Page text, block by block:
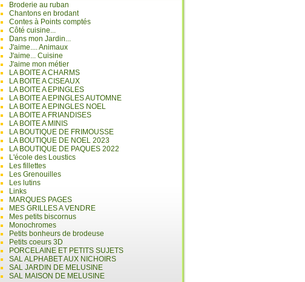
Broderie au ruban
Chantons en brodant
Contes à Points comptés
Côté cuisine...
Dans mon Jardin...
J'aime.... Animaux
J'aime... Cuisine
J'aime mon métier
LA BOITE A CHARMS
LA BOITE A CISEAUX
LA BOITE A EPINGLES
LA BOITE A EPINGLES AUTOMNE
LA BOITE A EPINGLES NOEL
LA BOITE A FRIANDISES
LA BOITE A MINIS
LA BOUTIQUE DE FRIMOUSSE
LA BOUTIQUE DE NOEL 2023
LA BOUTIQUE DE PAQUES 2022
L'école des Loustics
Les fillettes
Les Grenouilles
Les lutins
Links
MARQUES PAGES
MES GRILLES A VENDRE
Mes petits biscornus
Monochromes
Petits bonheurs de brodeuse
Petits coeurs 3D
PORCELAINE ET PETITS SUJETS
SAL ALPHABET AUX NICHOIRS
SAL JARDIN DE MELUSINE
SAL MAISON DE MELUSINE